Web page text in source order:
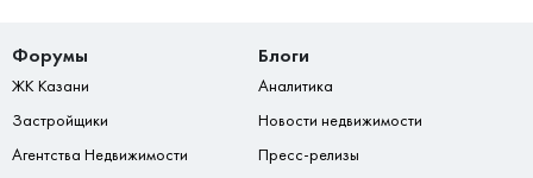
Форумы
ЖК Казани
Застройщики
Агентства Недвижимости
Блоги
Аналитика
Новости недвижимости
Пресс-релизы